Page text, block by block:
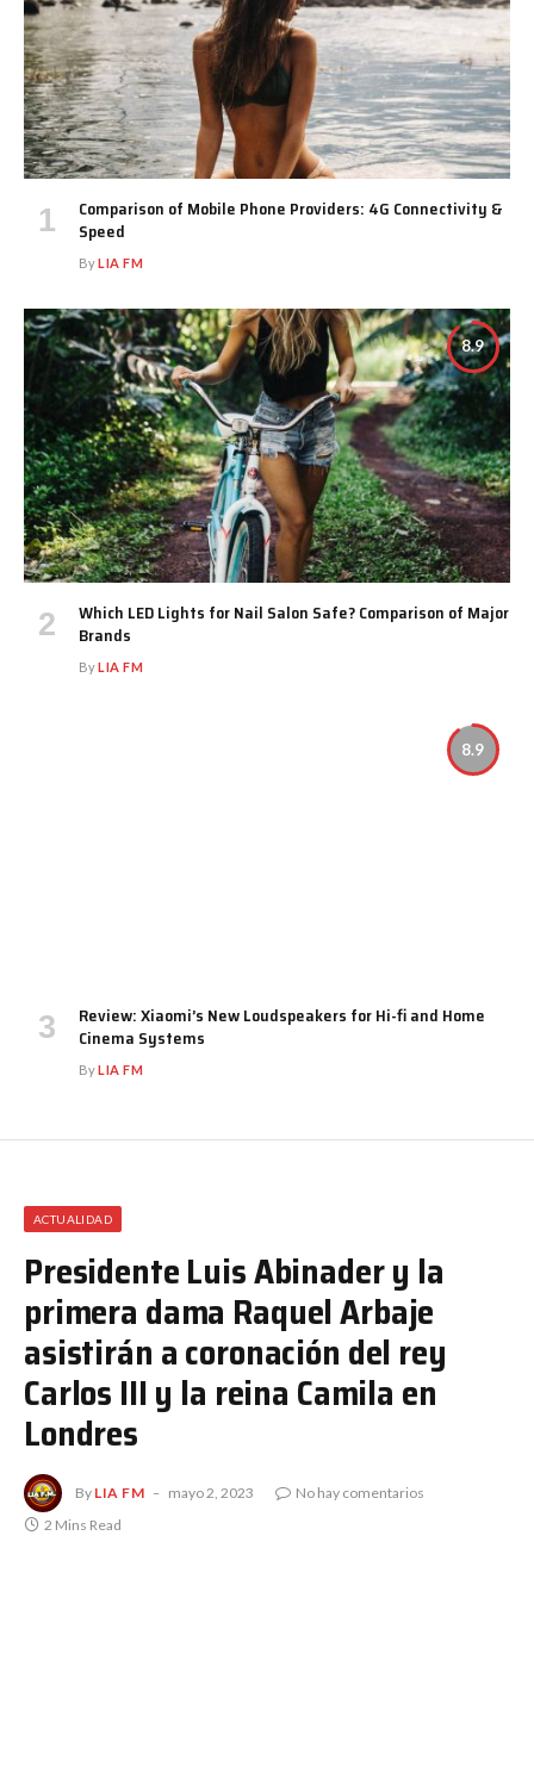
Comparison of Mobile Phone Providers: 4G Connectivity &
Speed
ByLIA FM
8.9
Which LED Lights for Nail Salon Safe? Comparison of Major
Brands
ByLIA FM
8.9
Review: Xiaomi’s New Loudspeakers for Hi-fi and Home
Cinema Systems
ByLIA FM
ACTUALIDAD
Presidente Luis Abinader y la
primera dama Raquel Arbaje
asistirán a coronación del rey
Carlos III y la reina Camila en
Londres
By LIA FM mayo 2, 2023
No hay comentarios
2 Mins Read